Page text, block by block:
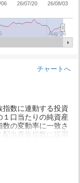
06 26/07/20 26/08/03
Aug '26
チャートへ
数に連動する投資
１口当たりの純資産
の変動率に一致さ
配当貴族指数に採用
る個別銘柄の株数
おける個別銘柄の